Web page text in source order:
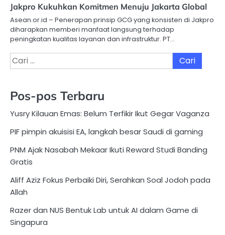
Jakpro Kukuhkan Komitmen Menuju Jakarta Global
Asean.or.id – Penerapan prinsip GCG yang konsisten di Jakpro
diharapkan memberi manfaat langsung terhadap
peningkatan kualitas layanan dan infrastruktur. PT…
Cari
untuk:
Pos-pos Terbaru
Yusry Kilauan Emas: Belum Terfikir Ikut Gegar Vaganza
PIF pimpin akuisisi EA, langkah besar Saudi di gaming
PNM Ajak Nasabah Mekaar Ikuti Reward Studi Banding
Gratis
Aliff Aziz Fokus Perbaiki Diri, Serahkan Soal Jodoh pada
Allah
Razer dan NUS Bentuk Lab untuk AI dalam Game di
Singapura